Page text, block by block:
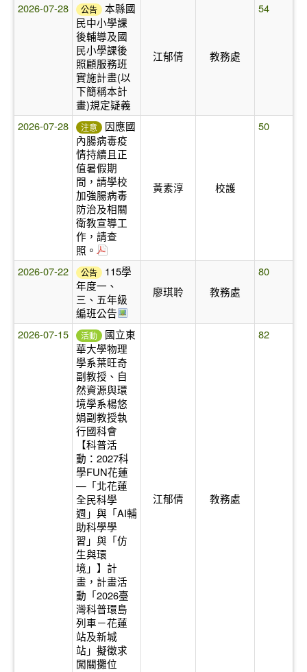
2026-07-28 公告
本縣國
民中小學課
後輔導及國
民小學課後
照顧服務班
實施計畫(以
下簡稱本計
畫)規定疑義
江郁倩 教務處
54
2026-07-28 注意
因應國
內腸病毒疫
情持續且正
值暑假期
間，請學校
加強腸病毒
防治及相關
衛教宣導工
作，請查
照。
黃素淳 校護
50
2026-07-22 公告
115學
年度一、
三、五年級
編班公告
廖琪聆 教務處
80
2026-07-15 活動
國立東
華大學物理
學系葉旺奇
副教授、自
然資源與環
境學系楊悠
娟副教授執
行國科會
【科普活
動：2027科
學FUN花蓮
—「北花蓮
全民科學
週」與「AI輔
助科學學
習」與「仿
生與環
境」】計
畫，計畫活
動「2026臺
灣科普環島
列車－花蓮
站及新城
站」擬徵求
闖關攤位
江郁倩 教務處
82